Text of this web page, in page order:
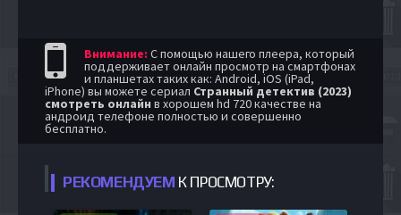
Внимание: С помощью нашего плеера, который
поддерживает онлайн просмотр на смартфонах
и планшетах таких как: Android, iOS (iPad,
iPhone) вы можете сериал Странный детектив (2023)
смотреть онлайн в хорошем hd 720 качестве на
андроид телефоне полностью и совершенно
бесплатно.
РЕКОМЕНДУЕМ К ПРОСМОТРУ: